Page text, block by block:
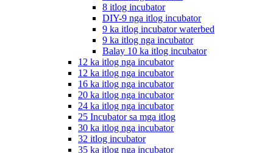
8 itlog incubator
DIY-9 nga itlog incubator
9 ka itlog incubator waterbed
9 ka itlog nga incubator
Balay 10 ka itlog incubator
12 ka itlog nga incubator
12 ka itlog nga incubator
16 ka itlog nga incubator
20 ka itlog nga incubator
24 ka itlog nga incubator
25 Incubator sa mga itlog
30 ka itlog nga incubator
32 itlog incubator
35 ka itlog nga incubator